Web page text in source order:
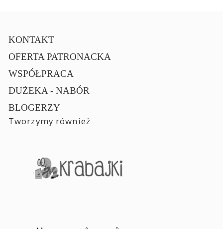
KONTAKT
OFERTA PATRONACKA
WSPÓŁPRACA
DUŻEKA - NABÓR
BLOGERZY
Tworzymy również